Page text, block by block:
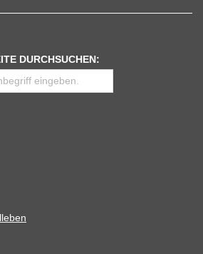
DURCHSUCHEN: